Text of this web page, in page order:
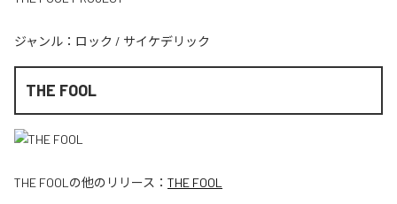
ジャンル： ロック / サイケデリック
THE FOOL
THE FOOL の他のリリース： THE FOOL